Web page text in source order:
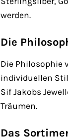
werden.
Die
Die Philosophie
individuellen
Sif Jakobs
Träumen.
Das